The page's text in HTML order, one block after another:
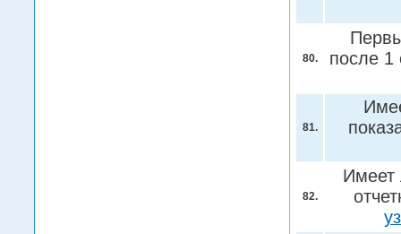
80.
после 1
81.
82.
Имеет